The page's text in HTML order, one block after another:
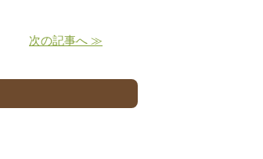
次の記事へ ≫